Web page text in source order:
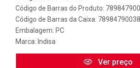
Código de Barras do Produto:
Código de Barras da Caixa:
Embalagem: PC
Marca: Indisa
Ver preço